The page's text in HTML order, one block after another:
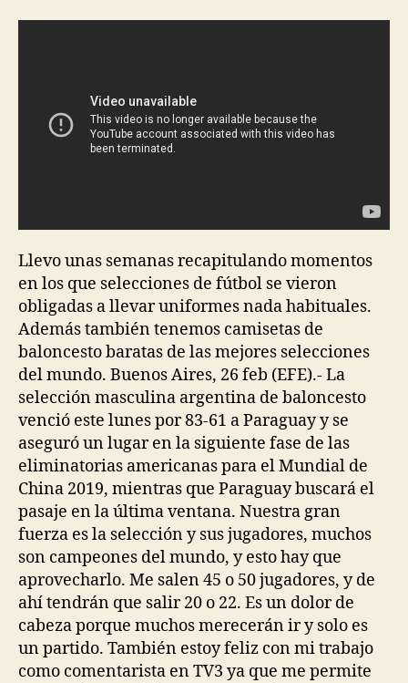
Llevo unas semanas recapitulando momentos
en los que selecciones de fútbol se vieron
obligadas a llevar uniformes nada habituales.
Además también tenemos camisetas de
baloncesto baratas de las mejores selecciones
del mundo. Buenos Aires, 26 feb (EFE).- La
selección masculina argentina de baloncesto
venció este lunes por 83-61 a Paraguay y se
aseguró un lugar en la siguiente fase de las
eliminatorias americanas para el Mundial de
China 2019, mientras que Paraguay buscará el
pasaje en la última ventana. Nuestra gran
fuerza es la selección y sus jugadores, muchos
son campeones del mundo, y esto hay que
aprovecharlo. Me salen 45 o 50 jugadores, y de
ahí tendrán que salir 20 o 22. Es un dolor de
cabeza porque muchos merecerán ir y solo es
un partido. También estoy feliz con mi trabajo
como comentarista en TV3 ya que me permite